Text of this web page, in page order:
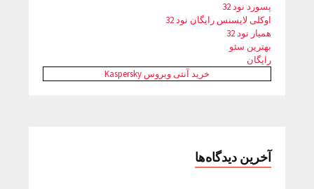
پسورد نود 32
اوکلی لایسنس رایگان نود 32
همیار نود 32
بهترین سئو
رایگان
خرید آنتی ویروس Kaspersky
آخرین دیدگاه‌ها